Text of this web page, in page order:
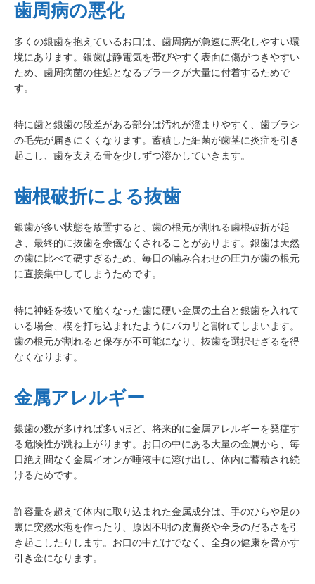
歯周病の悪化
多くの銀歯を抱えているお口は、歯周病が急速に悪化しやすい環
境にあります。銀歯は静電気を帯びやすく表面に傷がつきやすい
ため、歯周病菌の住処となるプラークが大量に付着するためで
す。
特に歯と銀歯の段差がある部分は汚れが溜まりやすく、歯ブラシ
の毛先が届きにくくなります。蓄積した細菌が歯茎に炎症を引き
起こし、歯を支える骨を少しずつ溶かしていきます。
歯根破折による抜歯
銀歯が多い状態を放置すると、歯の根元が割れる歯根破折が起
き、最終的に抜歯を余儀なくされることがあります。銀歯は天然
の歯に比べて硬すぎるため、毎日の噛み合わせの圧力が歯の根元
に直接集中してしまうためです。
特に神経を抜いて脆くなった歯に硬い金属の土台と銀歯を入れて
いる場合、楔を打ち込まれたようにパカリと割れてしまいます。
歯の根元が割れると保存が不可能になり、抜歯を選択せざるを得
なくなります。
金属アレルギー
銀歯の数が多ければ多いほど、将来的に金属アレルギーを発症す
る危険性が跳ね上がります。お口の中にある大量の金属から、毎
日絶え間なく金属イオンが唾液中に溶け出し、体内に蓄積され続
けるためです。
許容量を超えて体内に取り込まれた金属成分は、手のひらや足の
裏に突然水疱を作ったり、原因不明の皮膚炎や全身のだるさを引
き起こしたりします。お口の中だけでなく、全身の健康を脅かす
引き金になります。